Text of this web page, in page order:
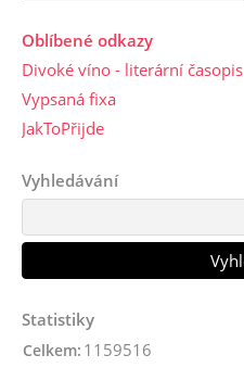
Oblíbené odkazy
Divoké víno - literární časopis
Vypsaná fixa
JakToPřijde
Vyhledávání
Statistiky
Celkem: 1159516